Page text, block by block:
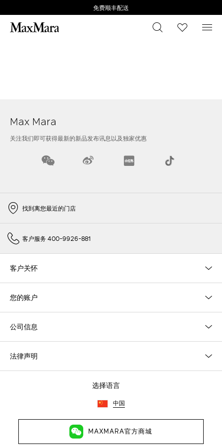
免费顺丰配送
搜索 心愿清
菜
Max Mara
关注我们即可获得最新的新品发布讯息以及独家优惠
找到离您最近的门店
客户服务 400-9926-881
客户关怀
您的账户
公司信息
法律声明
选择语言
中国
MAXMARA官方商城